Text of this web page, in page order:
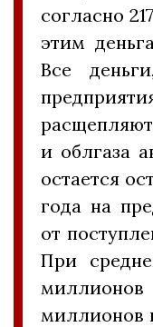
согласно
этим
Все
и облгаза
остается
года на
от
При
миллионов